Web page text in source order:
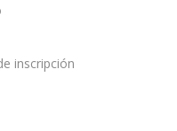
inscripción